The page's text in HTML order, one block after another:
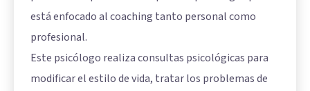
está enfocado al coaching tanto personal como
profesional.
Este psicólogo realiza consultas psicológicas para
modificar el estilo de vida, tratar los problemas de